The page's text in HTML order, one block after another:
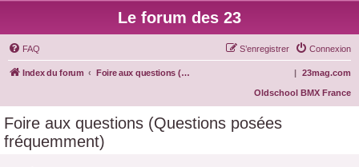
Le forum des 23
FAQ Connexion
S’enregistrer
Index du forum Foire aux questions (Questions posées fréquemment) 23mag.com
|
Oldschool BMX France
Foire aux questions (Questions posées
fréquemment)